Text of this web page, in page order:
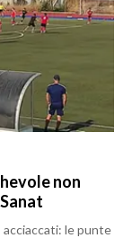
non
le punte